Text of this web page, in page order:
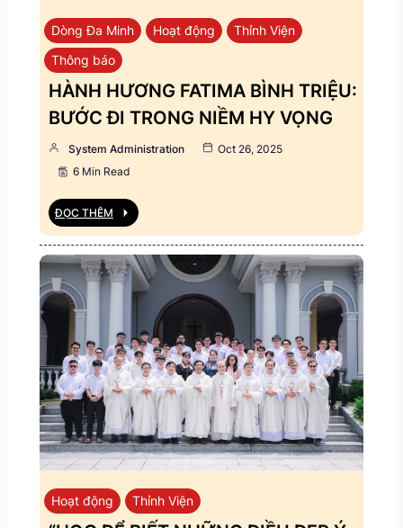
Dòng Đa Minh Hoạt động
Thỉnh Viện
Thông báo
HÀNH HƯƠNG FATIMA BÌNH TRIỆU:
BƯỚC ĐI TRONG NIỀM HY VỌNG
System Administration
Oct 26, 2025
6 Min Read
ĐỌC THÊM
Hoạt động Thỉnh Viện